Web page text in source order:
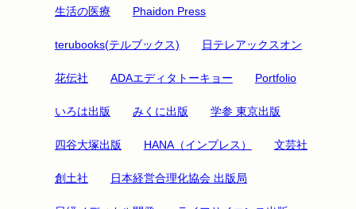
生活の医療 Phaidon Press
terubooks(テルブックス) 日テレアックスオン
花伝社 ADAエディタトーキョー Portfolio
いろは出版 みくに出版 学参 東京出版
四谷大塚出版 HANA（インプレス） 文芸社
創土社 日本経営合理化協会 出版局